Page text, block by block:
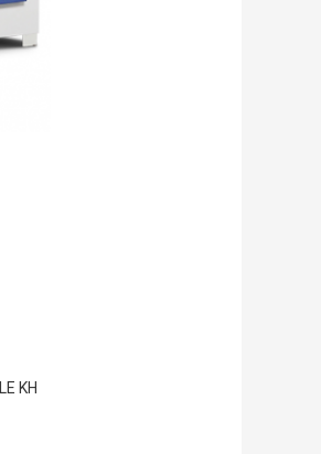
LE KH